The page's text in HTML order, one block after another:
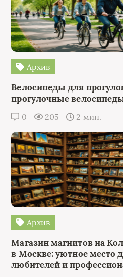
Архив
Велосипеды для
прогулочные
0 205 2 мин.
Архив
Магазин магнитов на
в Москве: уютное место
любителей и